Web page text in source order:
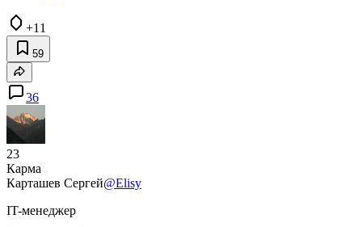
+11
59
36
23
Карма
Карташев Сергей@Elisy
IT-менеджер